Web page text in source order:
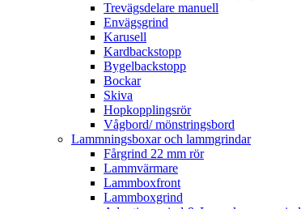
Trevägsdelare manuell
Envägsgrind
Karusell
Kardbackstopp
Bygelbackstopp
Bockar
Skiva
Hopkopplingsrör
Vågbord/ mönstringsbord
Lammningsboxar och lammgrindar
Fårgrind 22 mm rör
Lammvärmare
Lammboxfront
Lammboxgrind